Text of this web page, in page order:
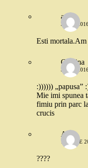
anca
3 MAI
Esti
Cristina
3 MAI
:)))))) „papusa”
Mie imi spunea
fimiu prin parc
crucis
Anca
18 IULIE
????